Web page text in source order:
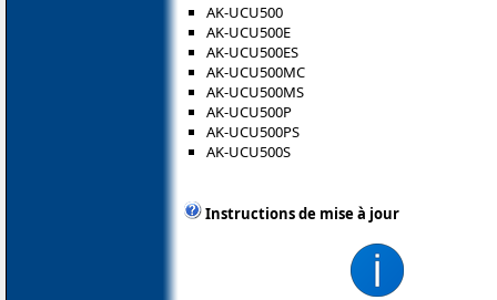
AK-UCU500
AK-UCU500E
AK-UCU500ES
AK-UCU500MC
AK-UCU500MS
AK-UCU500P
AK-UCU500PS
AK-UCU500S
Instructions de mise à jour